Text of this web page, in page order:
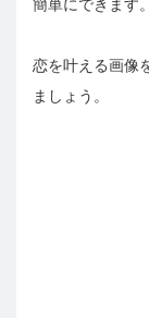
簡単にできます。
恋を叶える画像
ましょう。